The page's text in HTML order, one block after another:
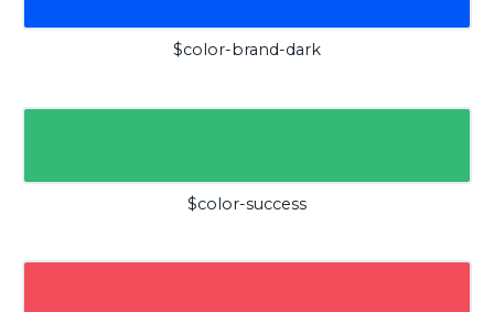
$color-brand-dark
$color-success